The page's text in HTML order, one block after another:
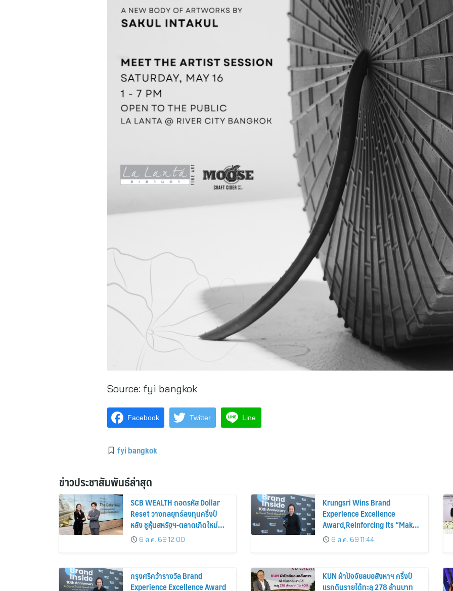
Source: fyi bangkok
Facebook Twitter Line
fyi bangkok
ข่าวประชาสัมพันธ์ล่าสุด
SCB WEALTH ถอดรหัส Dollar
Reset วางกลยุทธ์ลงทุนครึ่งปี
หลัง ชูหุ้นสหรัฐฯ-ตลาดเกิดใหม่
ผนวกบอนด์ระยะสั้น-กลางเสริม
พอร์ตแกร่ง
6 ส.ค. 69 12:00
Krungsri Wins Brand
Experience Excellence
Award,Reinforcing Its “Make
Life Simple” Brand Promise
6 ส.ค. 69 11:44
กรุงศรีคว้ารางวัล Brand
Experience Excellence Award
KUN ฝ่าปัจจัยลบอสังหาฯ ครึ่งปี
แรกดันรายได้ทะลุ 278 ล้านบาท